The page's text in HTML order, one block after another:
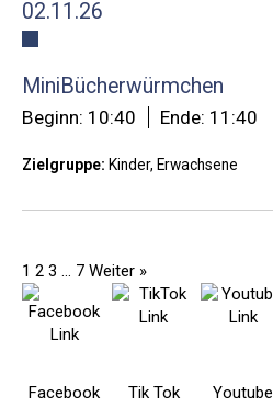
02.11.26
MiniBücherwürmchen
Beginn: 10:40 Ende: 11:40
Zielgruppe: Kinder, Erwachsene
1 2 3 7 Weiter »
Facebook Tik Tok Youtube